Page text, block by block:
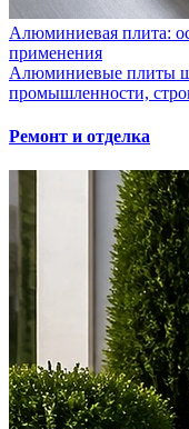
Алюминиевая плита:
применения
Алюминиевые плиты
промышленности,
Ремонт и отделка